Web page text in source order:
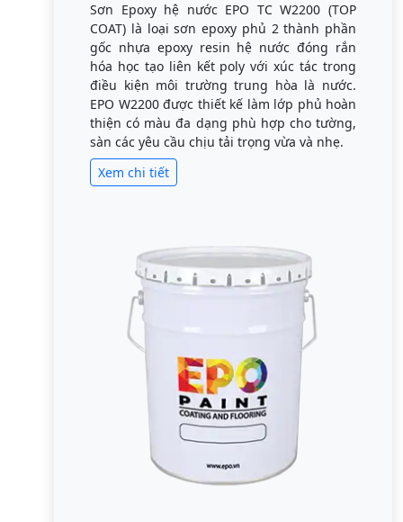
Sơn Epoxy hệ nước EPO TC W2200 (TOP
COAT) là loại sơn epoxy phủ 2 thành phần
gốc nhựa epoxy resin hệ nước đóng rắn
hóa học tạo liên kết poly với xúc tác trong
điều kiện môi trường trung hòa là nước.
EPO W2200 được thiết kế làm lớp phủ hoàn
thiện có màu đa dạng phù hợp cho tường,
sàn các yêu cầu chịu tải trọng vừa và nhẹ.
Xem chi tiết